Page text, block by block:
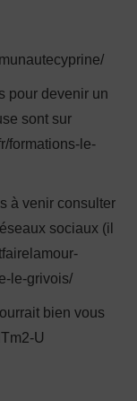
pour devenir un
sont sur
formations-le-
à venir consulter
sociaux (il
le-grivois/
bien vous
U